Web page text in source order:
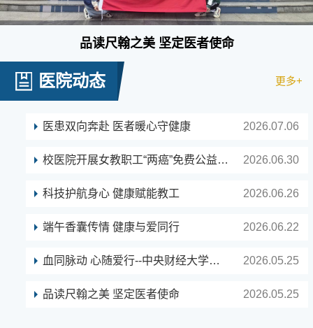
品读尺翰之美 坚定医者使命
医院动态 更多+
医患双向奔赴 医者暖心守健康 2026.07.06
校医院开展女教职工“两癌”免费公益筛查活动 2026.06.30
科技护航身心 健康赋能教工 2026.06.26
端午香囊传情 健康与爱同行 2026.06.22
血同脉动 心随爱行--中央财经大学开展无偿献血公益活动 2026.05.25
品读尺翰之美 坚定医者使命 2026.05.25